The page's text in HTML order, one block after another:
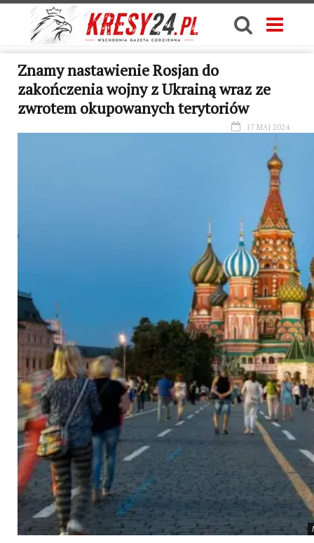
Znamy nastawienie Rosjan do
zakończenia wojny z Ukrainą wraz ze
zwrotem okupowanych terytoriów
17 MAJ 2024